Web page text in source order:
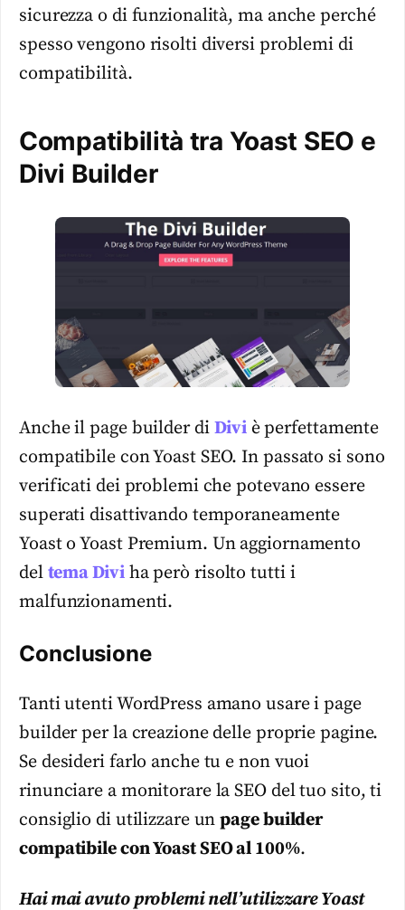
sicurezza o di funzionalità, ma anche perché
spesso vengono risolti diversi problemi di
compatibilità.
Compatibilità tra Yoast SEO e
Divi Builder
Anche il page builder di Diviè perfettamente
compatibile con Yoast SEO. In passato si sono
verificati dei problemi che potevano essere
superati disattivando temporaneamente
Yoast o Yoast Premium. Un aggiornamento
del tema Diviha però risolto tutti i
malfunzionamenti.
Conclusione
Tanti utenti WordPress amano usare i page
builder per la creazione delle proprie pagine.
Se desideri farlo anche tu e non vuoi
rinunciare a monitorare la SEO del tuo sito, ti
consiglio di utilizzare unpage builder
compatibile con Yoast SEO al 100%.
Hai mai avuto problemi nell’utilizzare Yoast